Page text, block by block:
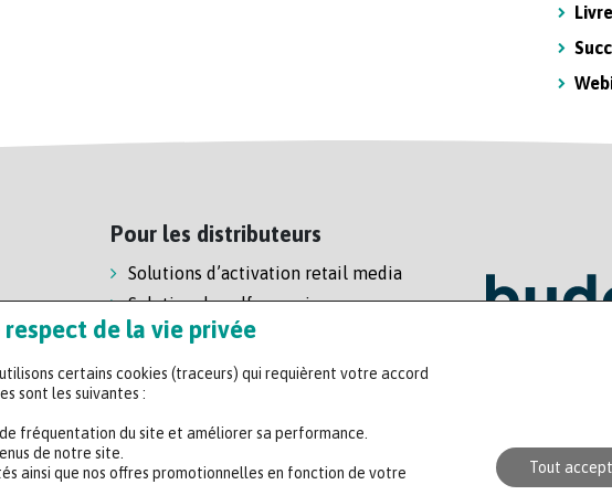
Pour les distributeurs
Solutions d’activation retail media
Solution de self-scanning
Régie enseigne
+33 (0)2
de la vie privée
certains cookies (traceurs) qui requièrent votre accord
sont les suivantes :
fréquentation du site et améliorer sa performance.
de notre site.
ainsi que nos offres promotionnelles en fonction de votre
Tout